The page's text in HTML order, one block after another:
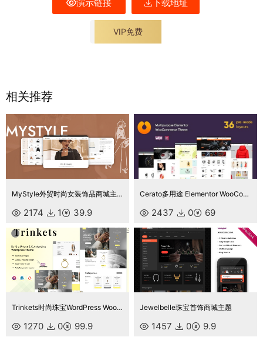
演示链接 下载地址
VIP免费
相关推荐
MyStyle外贸时尚女装饰品商城主题源码
2174 1 39.9
Cerato多用途 Elementor WooCommerce 主题
2437 0 69
Trinkets时尚珠宝WordPress WooCommerce 主题
1270 0 99.9
Jewelbelle珠宝首饰商城主题
1457 0 9.9